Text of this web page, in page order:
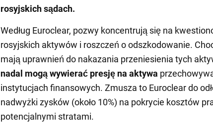
rosyjskich sądach.
Według Euroclear, pozwy koncentrują się na
rosyjskich aktywów i roszczeń o odszkodowanie.
mają uprawnień do nakazania przeniesienia tych
nadal mogą wywierać presję na aktywa
instytucjach finansowych. Zmusza to Euroclear do
nadwyżki zysków (około 10%) na pokrycie kosztów
potencjalnymi stratami.